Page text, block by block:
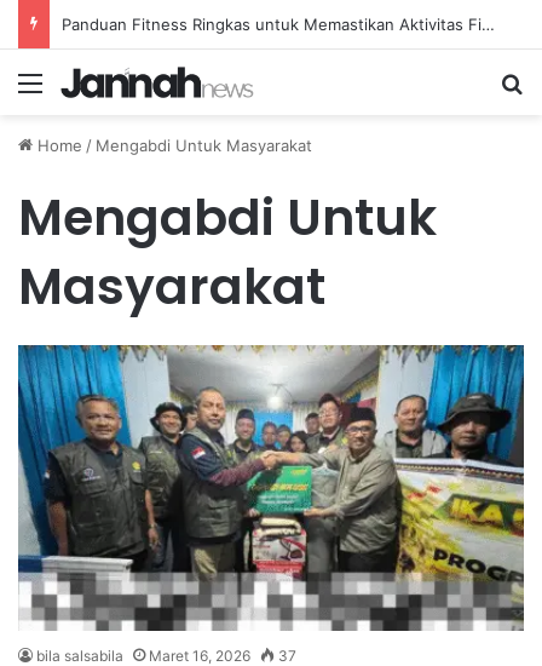
Panduan Fitness Ringkas untuk Memastikan Aktivitas Fisik Anda Tetap Konsisten
Menu
Home / Mengabdi Untuk Masyarakat
Mengabdi Untuk
Masyarakat
bila salsabila Maret 16, 2026 37